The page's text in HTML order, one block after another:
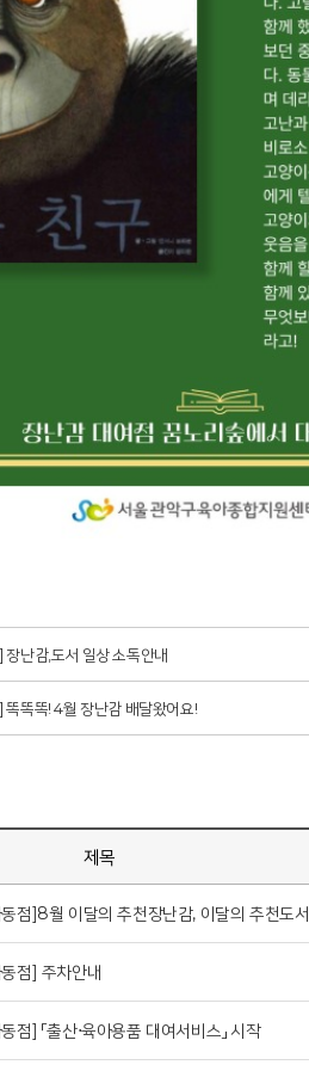
난감,도서 일상 소독안내
똑똑! 4월 장난감 배달왔어요!
제목
점]8월 이달의 추천장난감, 이달의 추천도서
점] 주차안내
점] 「출산⋅육아용품 대여서비스」 시작